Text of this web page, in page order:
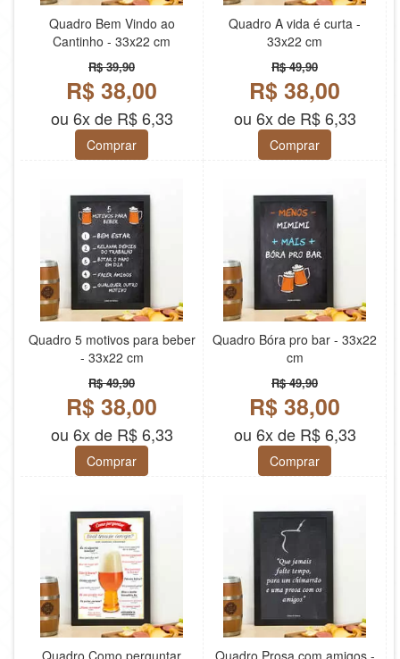
Quadro Bem Vindo ao
Cantinho - 33x22 cm
R$ 39,90
R$ 38,00
ou 6x de R$ 6,33
Comprar
Quadro A vida é curta -
33x22 cm
R$ 49,90
R$ 38,00
ou 6x de R$ 6,33
Comprar
Quadro 5 motivos para beber
- 33x22 cm
R$ 49,90
R$ 38,00
ou 6x de R$ 6,33
Comprar
Quadro Bóra pro bar - 33x22
cm
R$ 49,90
R$ 38,00
ou 6x de R$ 6,33
Comprar
Quadro Como perguntar Quadro Prosa com amigos -